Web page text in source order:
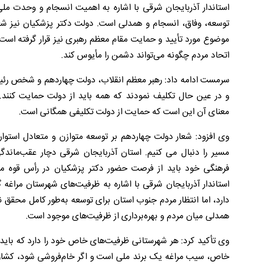
استاندار آذربایجان شرقی با اشاره به اهمیت انسجام و وحدت
توسعه، وفاق، انسجام و همدلی است. دولت دکتر پزشکیان نیز
اتحاد مردم چگونه می‌تواند دشمن را مأیوس کند.
سرمست ادامه داد: رهبر معظم انقلاب، دولت چهاردهم و شخص
و در عین حال تکلیف نمودند که همه باید از دولت حمایت
معنای آن این است که حمایت از دولت تکلیفی همگانی است.
وی افزود: شعار دولت چهاردهم بر توسعه متوازن و متعادل
مسیر را دنبال می کنیم. استان آذربایجان شرقی دچار
فرهنگی خود باید از فرصت حضور دکتر پزشکیان در رأس قوه
استاندار آذربایجان شرقی با اشاره به ظرفیت‌های شهرستان
دارد، اما انتظار مردم جنوب استان برای توسعه به‌طور کامل
همدلی میان مردم و بهره‌برداری از ظرفیت‌های موجود است.
وی تأکید کرد: هر شهرستانی ظرفیت‌های خاص خود را دارد که